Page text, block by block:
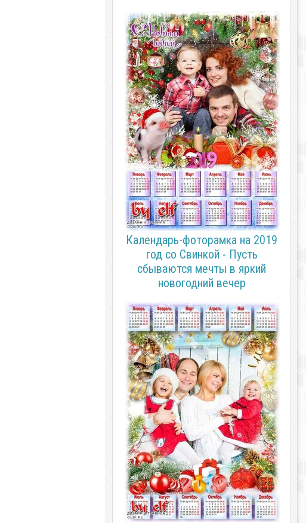
Календарь-фоторамка на 2019
год со Свинкой - Пусть
сбываются мечты в яркий
новогодний вечер